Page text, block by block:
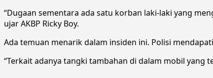
“Dugaan sementara ada satu korban laki-laki yang
ujar AKBP Ricky Boy.
Ada temuan menarik dalam insiden ini. Polisi
“Terkait adanya tangki tambahan di dalam mobil yang